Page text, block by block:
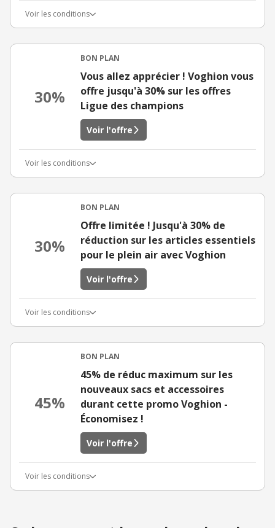
Voir les conditions
30%
BON PLAN
Vous allez apprécier ! Voghion vous
offre jusqu'à 30% sur les offres
Ligue des champions
Voir l'offre
Voir les conditions
30%
BON PLAN
Offre limitée ! Jusqu'à 30% de
réduction sur les articles essentiels
pour le plein air avec Voghion
Voir l'offre
Voir les conditions
45%
BON PLAN
45% de réduc maximum sur les
nouveaux sacs et accessoires
durant cette promo Voghion -
Économisez !
Voir l'offre
Voir les conditions